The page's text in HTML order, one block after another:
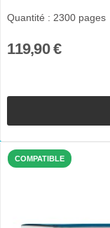
Quantité : 2300 pages
119,90 €
COMPATIBLE